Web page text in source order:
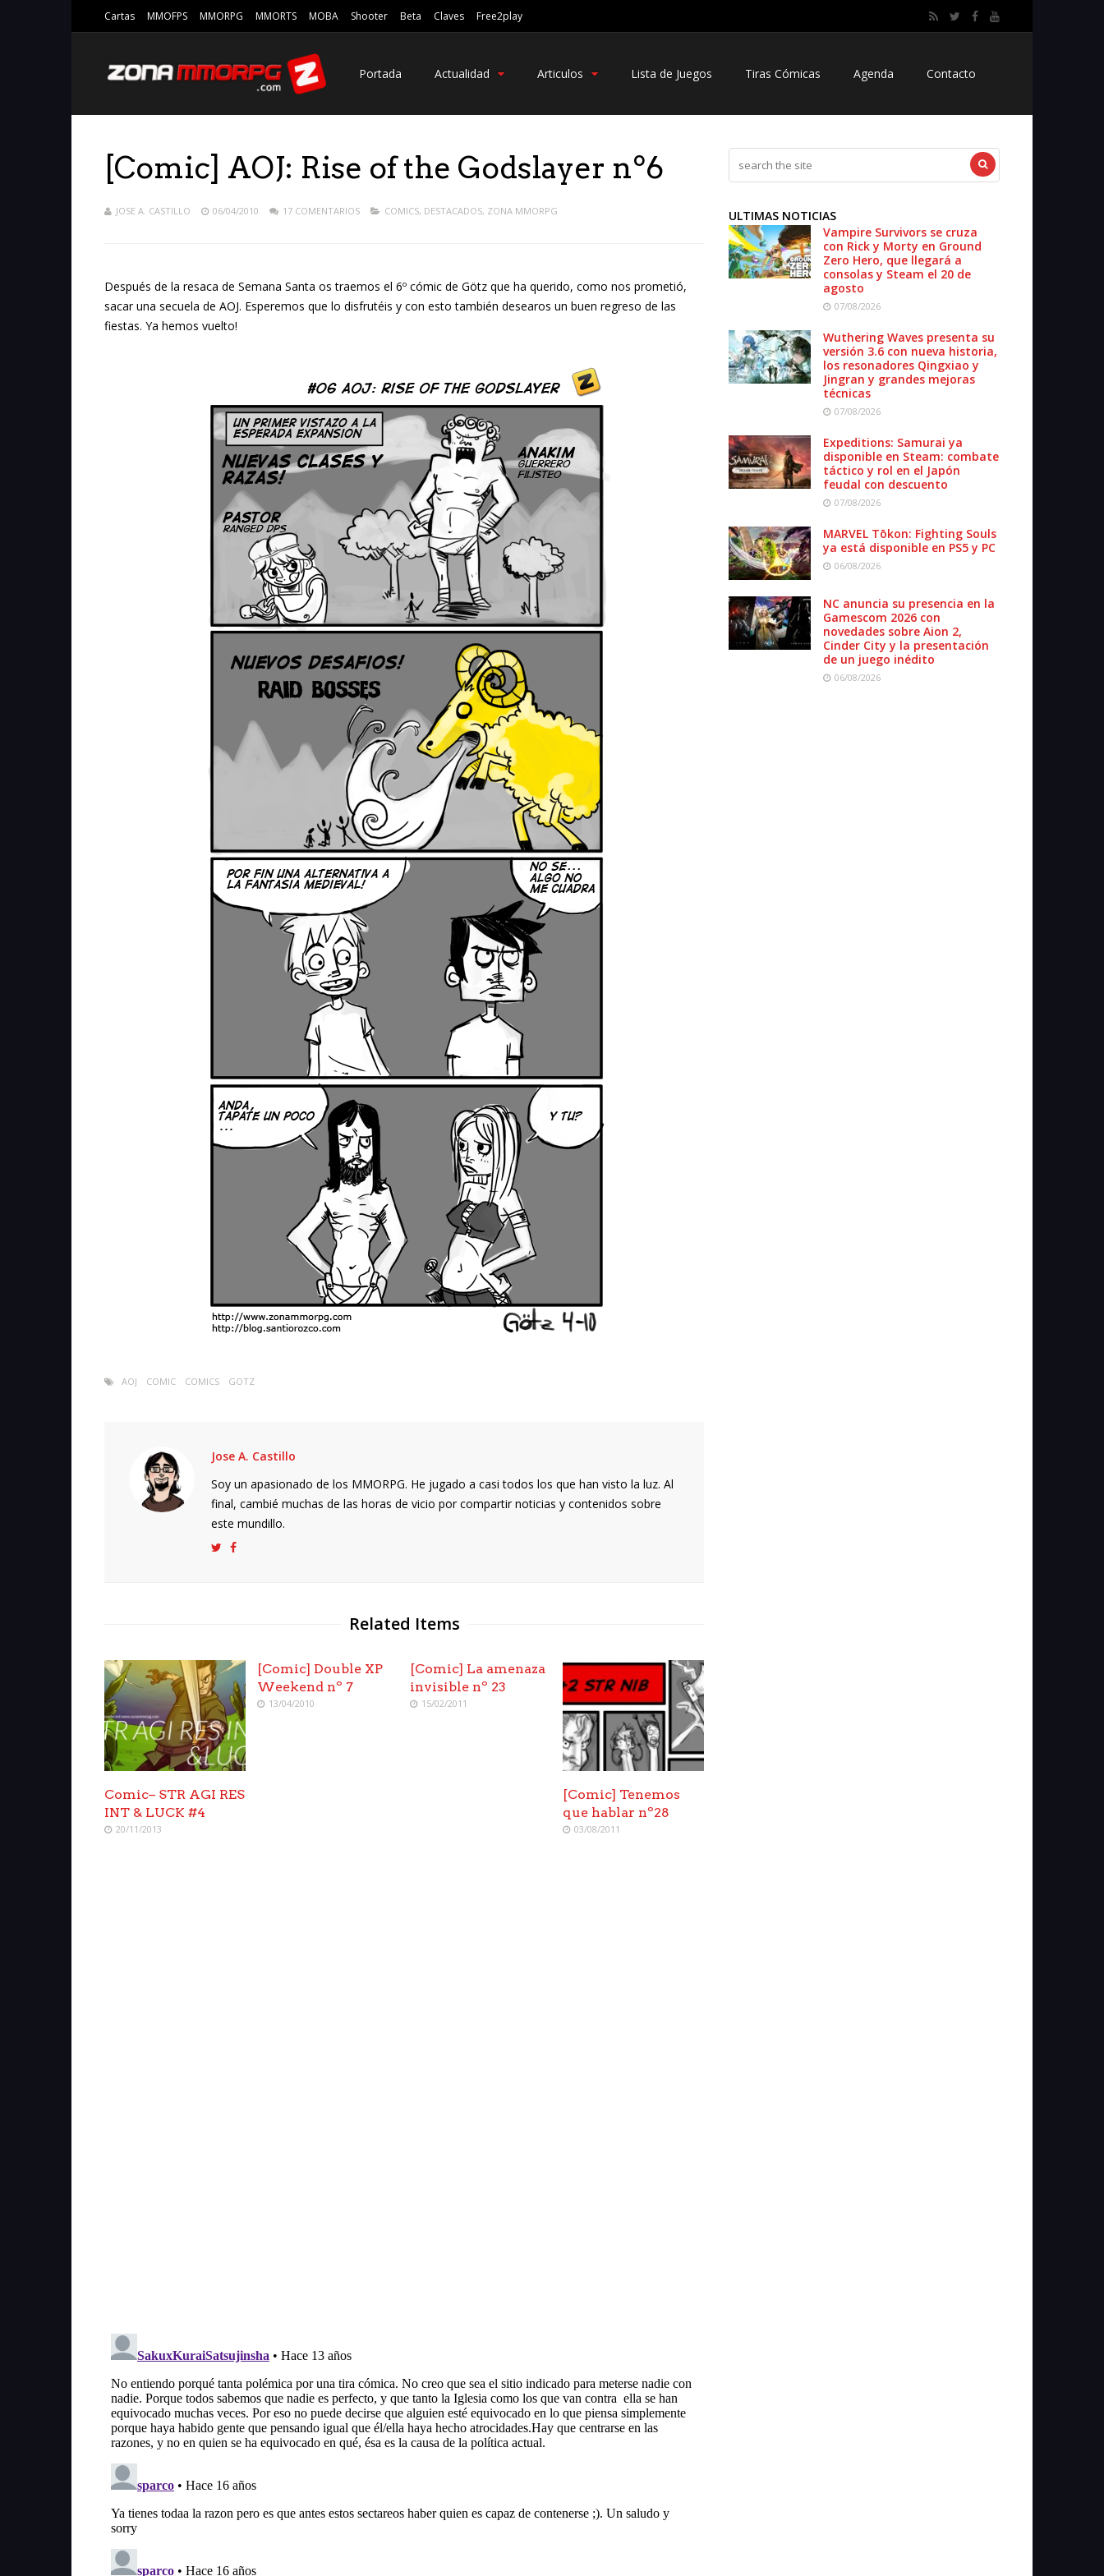
Cartas MMOFPS MMORPG MMORTS MOBA Shooter Beta Claves Free2play
Portada Actualidad Articulos Lista de Juegos Tiras Cómicas Agenda Contacto
[Comic] AOJ: Rise of the Godslayer nº6
JOSE A. CASTILLO 06/04/2010 17 COMENTARIOS COMICS, DESTACADOS, ZONA MMORPG
Después de la resaca de Semana Santa os traemos el 6º cómic de Götz que ha querido, como nos prometió,
sacar una secuela de AOJ. Esperemos que lo disfrutéis y con esto también desearos un buen regreso de las
fiestas. Ya hemos vuelto!
AOJ COMIC COMICS GOTZ
Jose A. Castillo
Soy un apasionado de los MMORPG. He jugado a casi todos los que han visto la luz. Al
final, cambié muchas de las horas de vicio por compartir noticias y contenidos sobre
este mundillo.
Related Items
Comic– STR AGI RES
INT & LUCK #4
20/11/2013
[Comic] Double XP
Weekend nº 7
13/04/2010
[Comic] La amenaza
invisible nº 23
15/02/2011
[Comic] Tenemos
que hablar nº28
03/08/2011
ULTIMAS NOTICIAS
Vampire Survivors se cruza
con Rick y Morty en Ground
Zero Hero, que llegará a
consolas y Steam el 20 de
agosto
07/08/2026
Wuthering Waves presenta su
versión 3.6 con nueva historia,
los resonadores Qingxiao y
Jingran y grandes mejoras
técnicas
07/08/2026
Expeditions: Samurai ya
disponible en Steam: combate
táctico y rol en el Japón
feudal con descuento
07/08/2026
MARVEL Tōkon: Fighting Souls
ya está disponible en PS5 y PC
06/08/2026
NC anuncia su presencia en la
Gamescom 2026 con
novedades sobre Aion 2,
Cinder City y la presentación
de un juego inédito
06/08/2026